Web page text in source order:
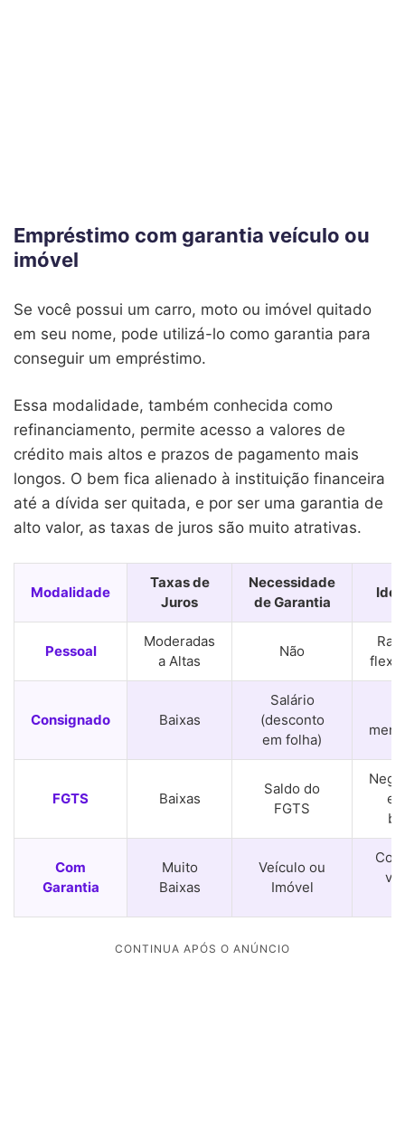
Empréstimo com garantia veículo ou
imóvel
Se você possui um carro, moto ou imóvel quitado
em seu nome, pode utilizá-lo como garantia para
conseguir um empréstimo.
Essa modalidade, também conhecida como
refinanciamento, permite acesso a valores de
crédito mais altos e prazos de pagamento mais
longos. O bem fica alienado à instituição financeira
até a dívida ser quitada, e por ser uma garantia de
alto valor, as taxas de juros são muito atrativas.
Modalidade
Taxas de
Juros
Necessidade
de Garantia
Pessoal
Moderadas
a Altas
Não
Consignado Baixas
Salário
(desconto
em folha)
FGTS Baixas
Saldo do
FGTS
e
Com
Garantia
Muito
Baixas
Veículo ou
Imóvel